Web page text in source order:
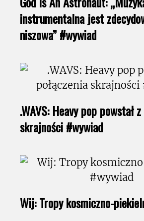
instrumentalna jest
niszowa” #wywiad
.WAVS: Heavy pop powstał
skrajności #wywiad
Wij: Tropy kosmiczno-